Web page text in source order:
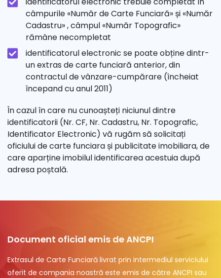
câmpurile «Număr de Carte Funciară» și «Număr
Cadastru» , câmpul «Număr Topografic»
rămâne necompletat
identificatorul electronic se poate obține dintr-
un extras de carte funciară anterior, din
contractul de vânzare-cumpărare (încheiat
începand cu anul 2011)
În cazul în care nu cunoașteți niciunul dintre
identificatorii (Nr. CF, Nr. Cadastru, Nr. Topografic,
Identificator Electronic) vă rugăm să solicitați
oficiului de carte funciara și publicitate imobiliara, de
care aparține imobilul identificarea acestuia după
adresa poștală.
Document oficial emis de ANCPI
Extrasul de Carte Funciară livrat prin intermediul serviciului
oferit de compania noastră este emis de către ANCPI sau